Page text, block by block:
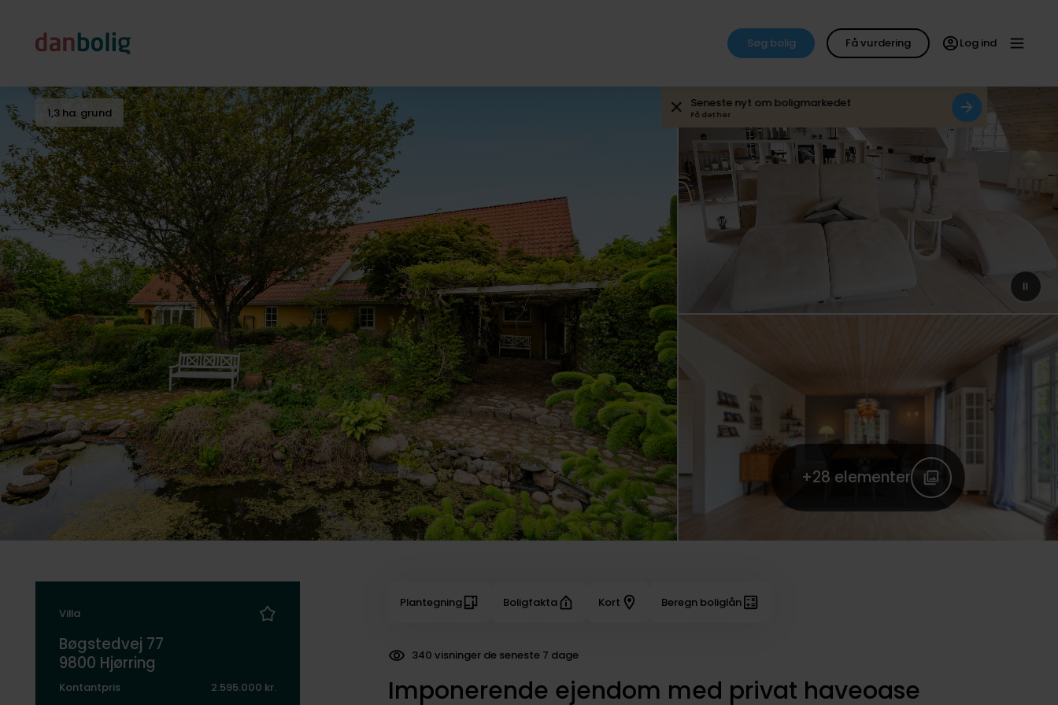
Søg bolig Få vurdering Log ind
Seneste nyt om boligmarkedet
Få det her
+28 elementer
1,3 ha. grund
Villa
Bøgstedvej 77
9800 Hjørring
Kontantpris
2.595.000 kr.
Plantegning Boligfakta Kort Beregn boliglån
26 dokumenter downloadet
Imponerende ejendom med privat haveoase